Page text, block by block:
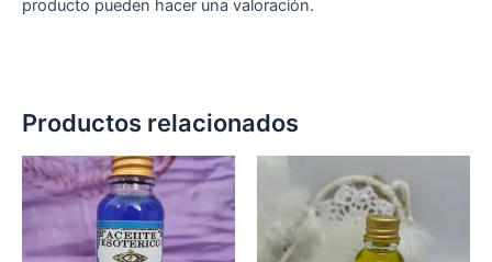
producto pueden hacer una valoración.
Productos relacionados